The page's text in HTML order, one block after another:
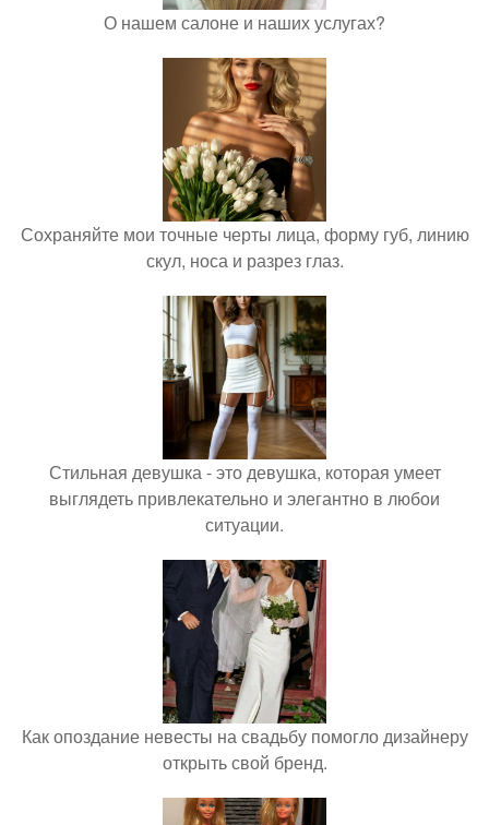
О нашем салоне и наших услугах?
Сохраняйте мои точные черты лица, форму губ, линию
скул, носа и разрез глаз.
Стильная девушка - это девушка, которая умеет
выглядеть привлекательно и элегантно в любои
ситуации.
Как опоздание невесты на свадьбу помогло дизайнеру
открыть свой бренд.